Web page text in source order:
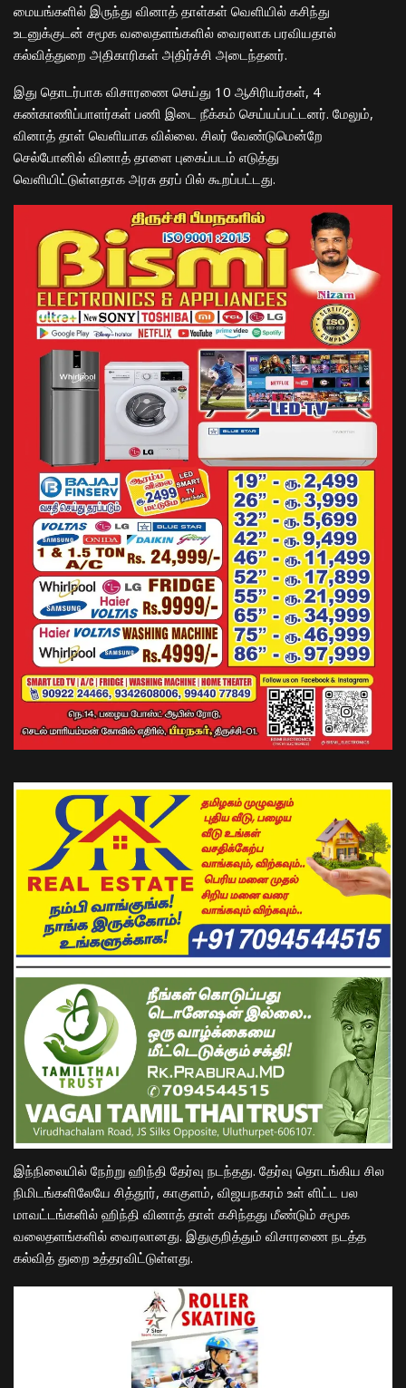
மையங்களில் இருந்து வினாத் தாள்கள் வெளியில் கசிந்து
உடனுக்குடன் சமூக வலைதளங்களில் வைரலாக பரவியதால்
கல்வித்துறை அதிகாரிகள் அதிர்ச்சி அடைந்தனர்.
இது தொடர்பாக விசாரணை செய்து 10 ஆசிரியர்கள், 4
கண்காணிப்பாளர்கள் பணி இடை நீக்கம் செய்யப்பட்டனர். மேலும்,
வினாத் தாள் வெளியாக வில்லை. சிலர் வேண்டுமென்றே
செல்போனில் வினாத் தாளை புகைப்படம் எடுத்து
வெளியிட்டுள்ளதாக அரசு தரப் பில் கூறப்பட்டது.
இந்நிலையில் நேற்று ஹிந்தி தேர்வு நடந்தது. தேர்வு தொடங்கிய சில
நிமிடங்களிலேயே சித்தூர், காகுளம், விஜயநகரம் உள் ளிட்ட பல
மாவட்டங்களில் ஹிந்தி வினாத் தாள் கசிந்தது மீண்டும் சமூக
வலைதளங்களில் வைரலானது. இதுகுறித்தும் விசாரணை நடத்த
கல்வித் துறை உத்தரவிட்டுள்ளது.